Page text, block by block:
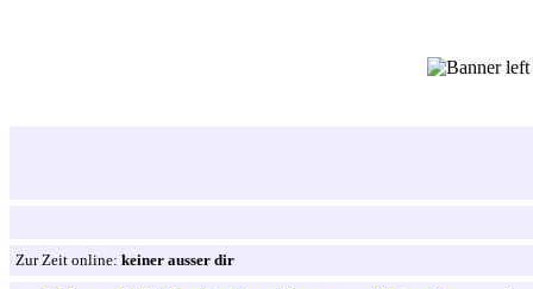
Zur Zeit online: keiner ausser dir